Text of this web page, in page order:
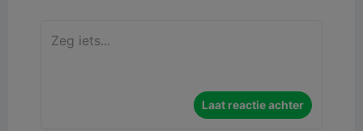
Laat reactie achter